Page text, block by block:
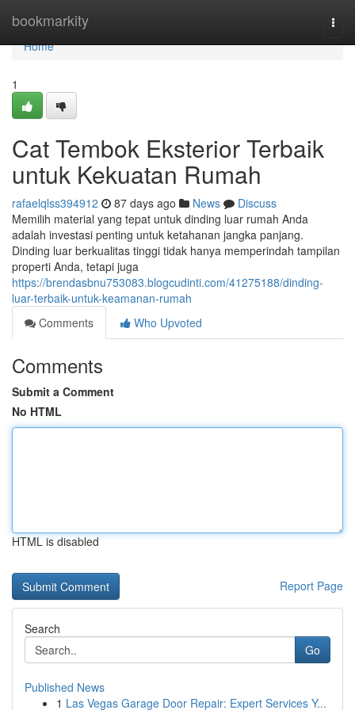
bookmarkity
Home
Home
1
Cat Tembok Eksterior Terbaik
untuk Kekuatan Rumah
rafaelqlss394912 87 days ago News
Discuss
Memilih material yang tepat untuk dinding luar rumah Anda
adalah investasi penting untuk ketahanan jangka panjang.
Dinding luar berkualitas tinggi tidak hanya memperindah tampilan
properti Anda, tetapi juga
https://brendasbnu753083.blogcudinti.com/41275188/dinding-
luar-terbaik-untuk-keamanan-rumah
Comments
Who Upvoted
Comments
Submit a Comment
No HTML
HTML is disabled
Report Page
Search
Go
Published News
1 Las Vegas Garage Door Repair: Expert Services Y...